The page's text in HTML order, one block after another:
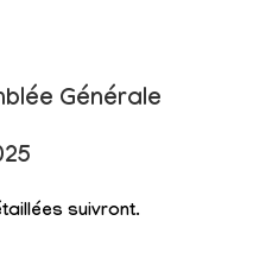
Générale
suivront.